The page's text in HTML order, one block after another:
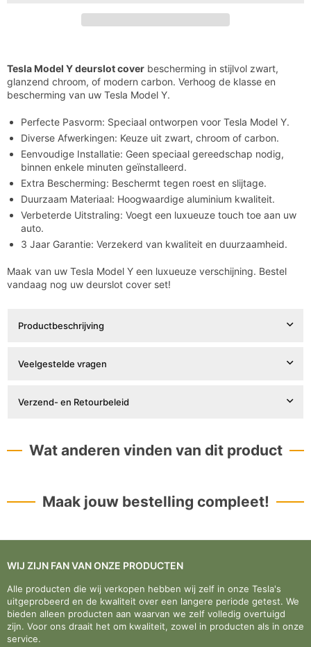
Chroom,
Carbon
Chroom,
Carbon
Tesla Model Y deurslot cover bescherming in stijlvol zwart,
glanzend chroom, of modern carbon. Verhoog de klasse en
bescherming van uw Tesla Model Y.
Perfecte Pasvorm: Speciaal ontworpen voor Tesla Model Y.
Diverse Afwerkingen: Keuze uit zwart, chroom of carbon.
Eenvoudige Installatie: Geen speciaal gereedschap nodig,
binnen enkele minuten geïnstalleerd.
Extra Bescherming: Beschermt tegen roest en slijtage.
Duurzaam Materiaal: Hoogwaardige aluminium kwaliteit.
Verbeterde Uitstraling: Voegt een luxueuze touch toe aan uw
auto.
3 Jaar Garantie: Verzekerd van kwaliteit en duurzaamheid.
Maak van uw Tesla Model Y een luxueuze verschijning. Bestel
vandaag nog uw deurslot cover set!
Productbeschrijving
Veelgestelde vragen
Verzend- en Retourbeleid
Wat anderen vinden van dit product
Maak jouw bestelling compleet!
WIJ ZIJN FAN VAN ONZE PRODUCTEN
Alle producten die wij verkopen hebben wij zelf in onze Tesla's
uitgeprobeerd en de kwaliteit over een langere periode getest. We
bieden alleen producten aan waarvan we zelf volledig overtuigd
zijn. Voor ons draait het om kwaliteit, zowel in producten als in onze
service.